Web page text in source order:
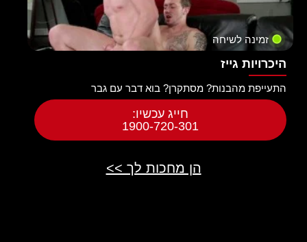
זמינה לשיחה
היכרויות גייז
התעייפת מהבנות? מסתקרן? בוא דבר עם גבר
חייג עכשיו:
1900-720-301
הן מחכות לך >>